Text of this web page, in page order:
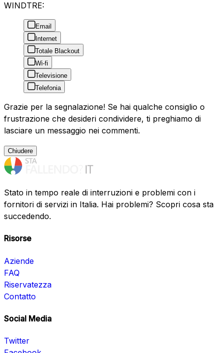
WINDTRE:
Email
Internet
Totale Blackout
Wi-fi
Televisione
Telefonia
Grazie per la segnalazione! Se hai qualche consiglio o
frustrazione che desideri condividere, ti preghiamo di
lasciare un messaggio nei commenti.
Chiudere
Stato in tempo reale di interruzioni e problemi con i
fornitori di servizi in Italia. Hai problemi? Scopri cosa sta
succedendo.
Risorse
Aziende
FAQ
Riservatezza
Contatto
Social Media
Twitter